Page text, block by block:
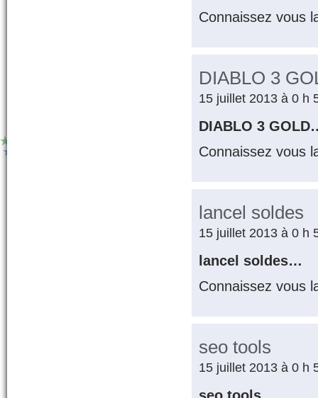
Connaissez vous
DIABLO 3
15 juillet 2013 à 0 h
DIABLO 3
Connaissez vous
lancel soldes
15 juillet 2013 à 0 h
lancel soldes…
Connaissez vous
seo tools
15 juillet 2013 à 0 h